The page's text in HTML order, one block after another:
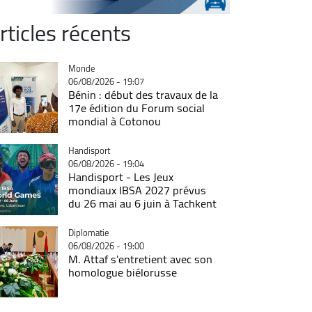
récents
Catégorie
Monde
06/08/2026 - 19:07
Bénin : début des travaux de la
17e édition du Forum social
mondial à Cotonou
Catégorie
Handisport
06/08/2026 - 19:04
Handisport - Les Jeux
mondiaux IBSA 2027 prévus
du 26 mai au 6 juin à Tachkent
Catégorie
Diplomatie
06/08/2026 - 19:00
M. Attaf s'entretient avec son
homologue biélorusse